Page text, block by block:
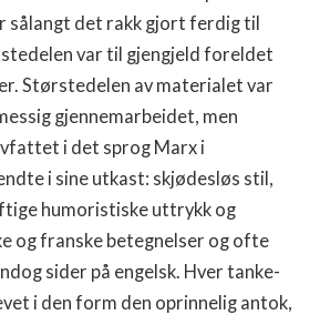
sålangt det rakk gjort ferdig til
var til gjen­gjeld foreldet
Størstedelen av materialet var
gjennemarbeidet, men
i det sprog Marx i
i sine utkast: skjødesløs stil,
humoristi­ske uttrykk og
og franske betegnelser og ofte
sider på engelsk. Hver tanke­
i den form den oprinnelig antok,